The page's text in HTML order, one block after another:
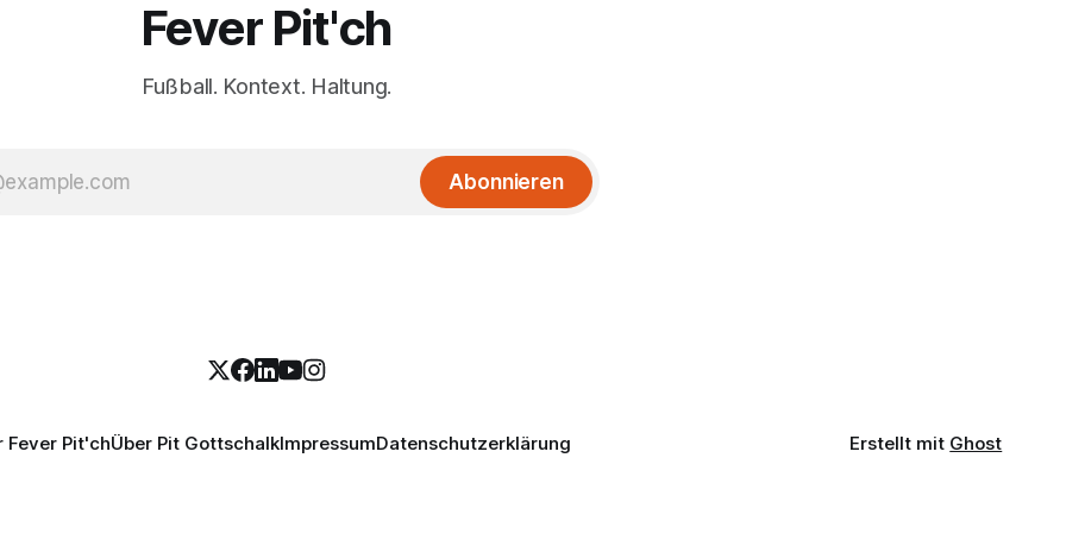
Fever Pit'ch
Fußball. Kontext. Haltung.
Abonnieren
Fever Pit'chÜber Pit GottschalkImpressumDatenschutzerklärung Erstellt mit Ghost